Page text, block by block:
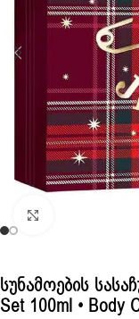
Სუნამოების
Set 100ml • Body